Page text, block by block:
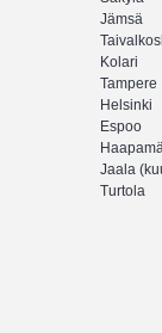
Jämsä
Kolari
Tampere
Helsinki
Espoo
Jaala
Turtola